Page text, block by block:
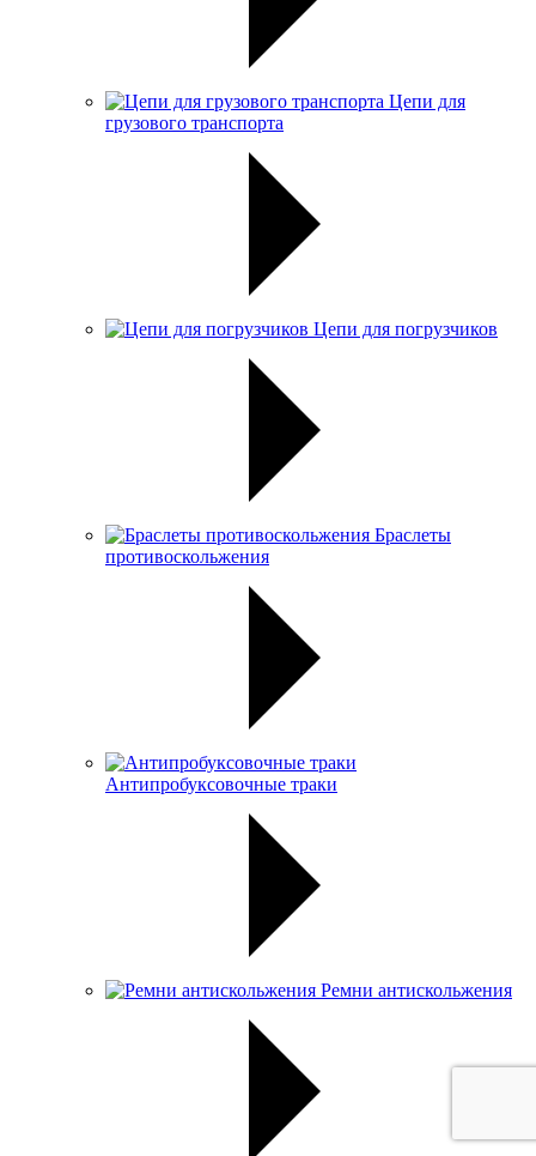
Цепи для
грузового транспорта
Цепи для погрузчиков
Браслеты
противоскольжения
Антипробуксовочные траки
Ремни антискольжения